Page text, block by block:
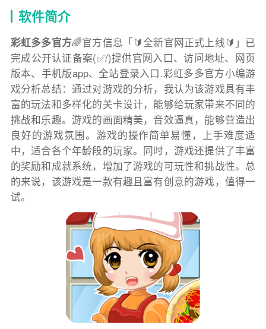
软件简介
彩虹多多官方🌈官方信息「🔰全新官网正式上线🔰」已
完成公开认证备案(✅/)提供官网入口、访问地址、网页
版本、手机版app、全站登录入口.彩虹多多官方小编游
戏分析总结：通过对游戏的分析，我认为该游戏具有丰
富的玩法和多样化的关卡设计，能够给玩家带来不同的
挑战和乐趣。游戏的画面精美，音效逼真，能够营造出
良好的游戏氛围。游戏的操作简单易懂，上手难度适
中，适合各个年龄段的玩家。同时，游戏还提供了丰富
的奖励和成就系统，增加了游戏的可玩性和挑战性。总
的来说，该游戏是一款有趣且富有创意的游戏，值得一
试。